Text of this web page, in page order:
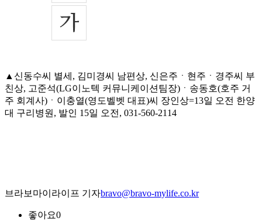
▲신동수씨 별세, 김미경씨 남편상, 신은주ㆍ현주ㆍ경주씨 부
친상, 고준석(LG이노텍 커뮤니케이션팀장)ㆍ송동호(호주 거
주 회계사)ㆍ이충열(영도벨벳 대표)씨 장인상=13일 오전 한양
대 구리병원, 발인 15일 오전, 031-560-2114
브라보마이라이프 기자bravo@bravo-mylife.co.kr
좋아요0